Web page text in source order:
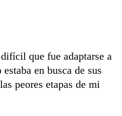
que fue adaptarse a
en busca de sus
peores etapas de mi